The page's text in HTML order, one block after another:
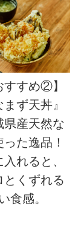
すすめ②】
まず天丼』
県産天然な
た逸品！
れると、
とくずれる
食感。